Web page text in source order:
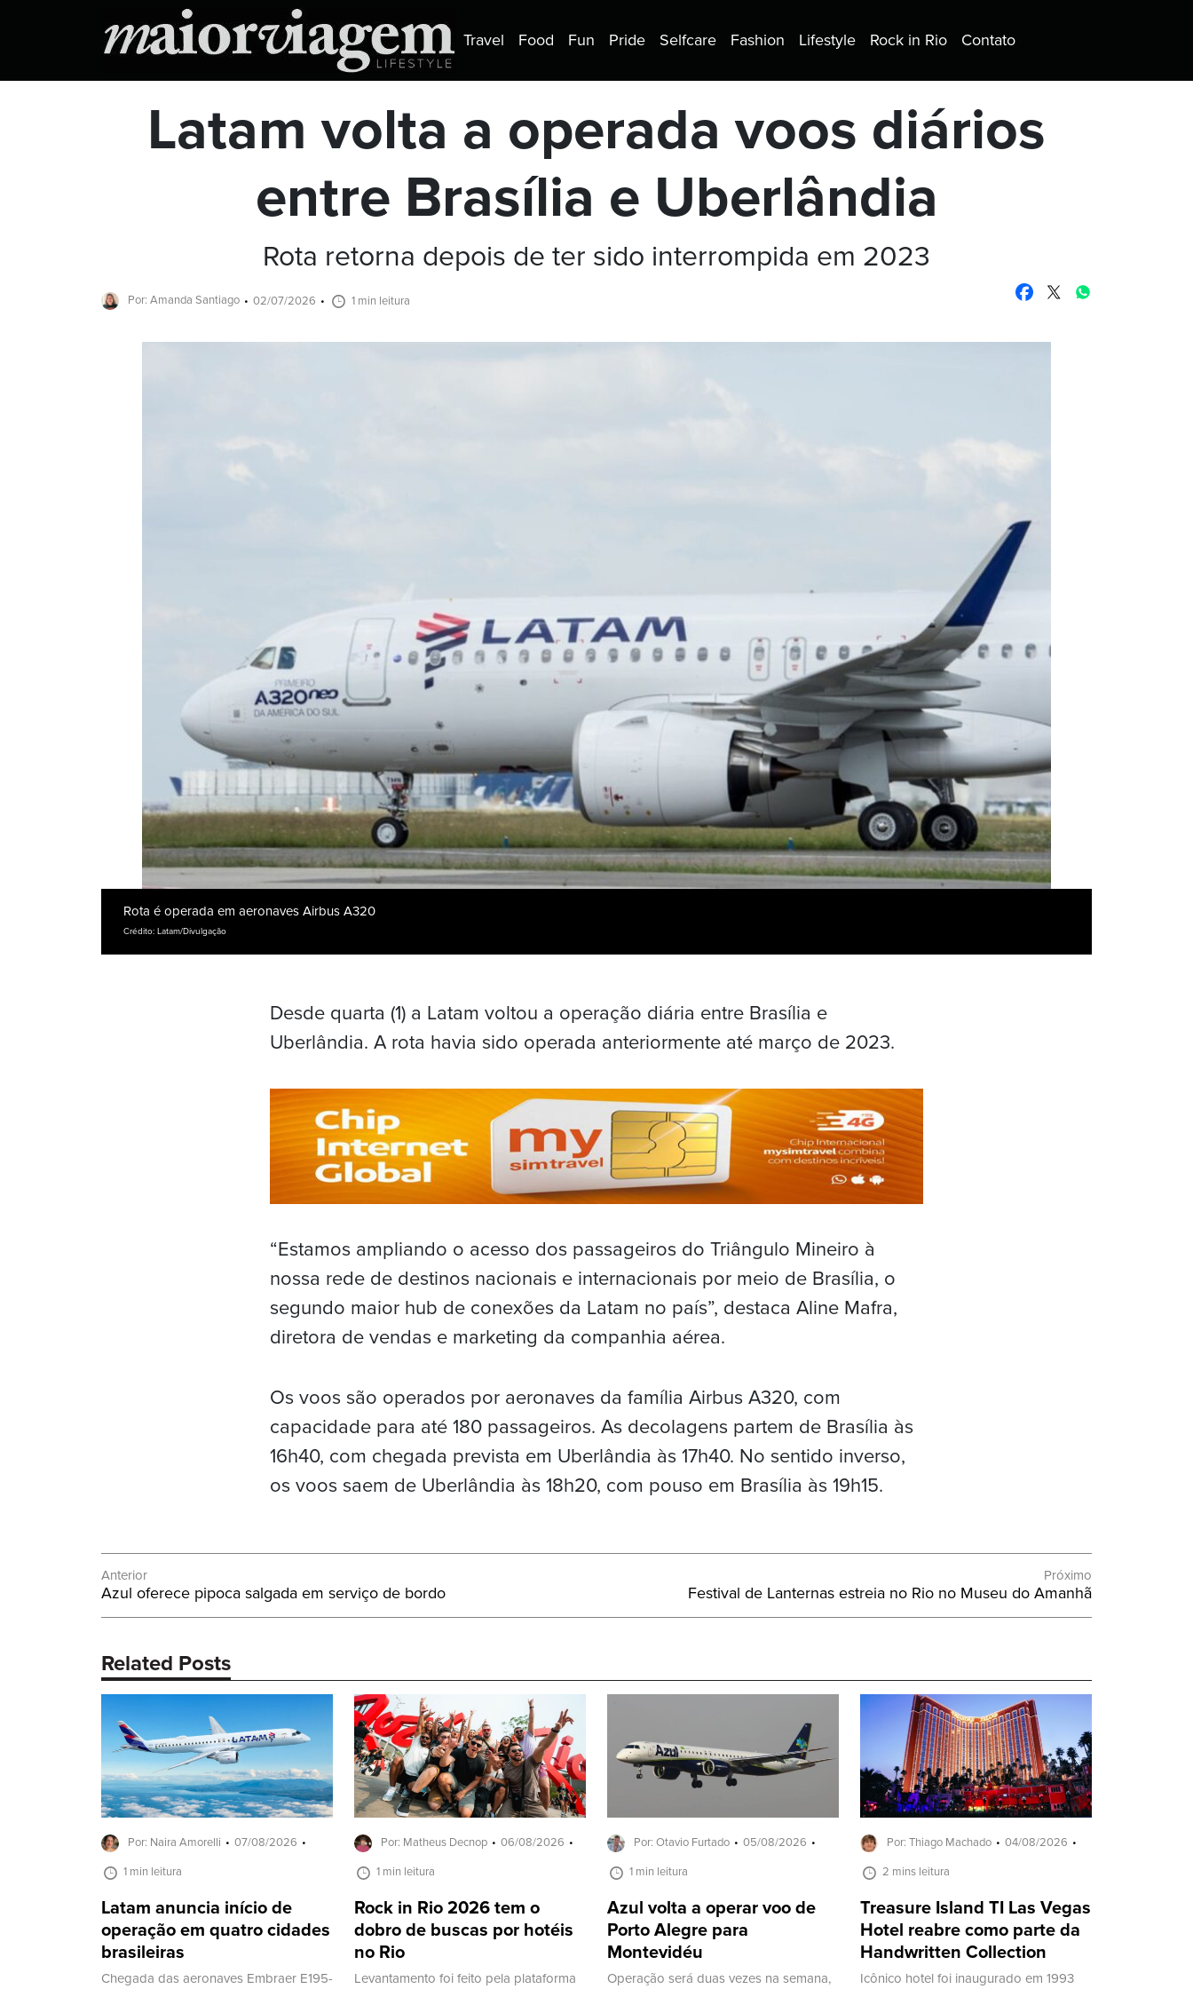
Travel Food Fun Pride Selfcare Fashion Lifestyle Rock in Rio Contato
Latam volta a operada voos diários
entre Brasília e Uberlândia
Rota retorna depois de ter sido interrompida em 2023
Por: Amanda Santiago 02/07/2026 1 min leitura
Rota é operada em aeronaves Airbus A320
Crédito: Latam/Divulgação
Desde quarta (1) a Latam voltou a operação diária entre Brasília e
Uberlândia. A rota havia sido operada anteriormente até março de 2023.
“Estamos ampliando o acesso dos passageiros do Triângulo Mineiro à
nossa rede de destinos nacionais e internacionais por meio de Brasília, o
segundo maior hub de conexões da Latam no país”, destaca Aline Mafra,
diretora de vendas e marketing da companhia aérea.
Os voos são operados por aeronaves da família Airbus A320, com
capacidade para até 180 passageiros. As decolagens partem de Brasília às
16h40, com chegada prevista em Uberlândia às 17h40. No sentido inverso,
os voos saem de Uberlândia às 18h20, com pouso em Brasília às 19h15.
Navegação
de
Anterior
Post
Anterior:
Azul oferece pipoca salgada em serviço de bordo
Próximo
Próximo
Post:
Festival de Lanternas estreia no Rio no Museu do Amanhã
Related Posts
Por: Naira Amorelli 07/08/2026
1 min leitura
Latam anuncia início de
operação em quatro cidades
brasileiras
Chegada das aeronaves Embraer E195-
Por: Matheus Decnop 06/08/2026
1 min leitura
Rock in Rio 2026 tem o
dobro de buscas por hotéis
no Rio
Levantamento foi feito pela plataforma
Por: Otavio Furtado 05/08/2026
1 min leitura
Azul volta a operar voo de
Porto Alegre para
Montevidéu
Operação será duas vezes na semana,
Por: Thiago Machado 04/08/2026
2 mins leitura
Treasure Island TI Las Vegas
Hotel reabre como parte da
Handwritten Collection
Icônico hotel foi inaugurado em 1993